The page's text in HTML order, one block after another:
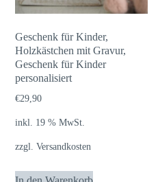
Geschenk für Kinder,
Holzkästchen mit Gravur,
Geschenk für Kinder
personalisiert
€29,90
inkl. 19 % MwSt.
zzgl.Versandkosten